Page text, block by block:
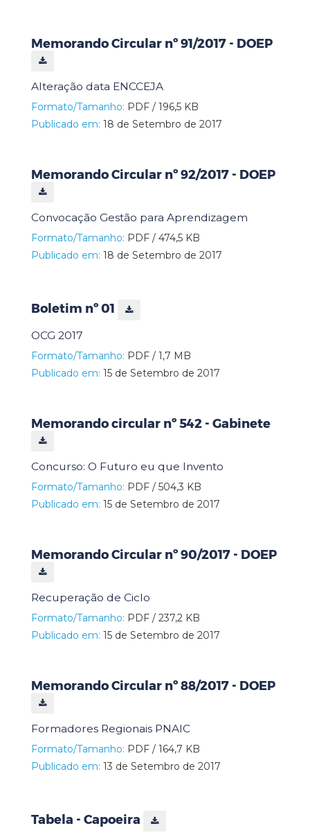
Memorando Circular nº 91/2017 - DOEP
Alteração data ENCCEJA
Formato/Tamanho: PDF / 196,5 KB
Publicado em: 18 de Setembro de 2017
Memorando Circular nº 92/2017 - DOEP
Convocação Gestão para Aprendizagem
Formato/Tamanho: PDF / 474,5 KB
Publicado em: 18 de Setembro de 2017
Boletim nº 01
OCG 2017
Formato/Tamanho: PDF / 1,7 MB
Publicado em: 15 de Setembro de 2017
Memorando circular nº 542 - Gabinete
Concurso: O Futuro eu que Invento
Formato/Tamanho: PDF / 504,3 KB
Publicado em: 15 de Setembro de 2017
Memorando Circular nº 90/2017 - DOEP
Recuperação de Ciclo
Formato/Tamanho: PDF / 237,2 KB
Publicado em: 15 de Setembro de 2017
Memorando Circular nº 88/2017 - DOEP
Formadores Regionais PNAIC
Formato/Tamanho: PDF / 164,7 KB
Publicado em: 13 de Setembro de 2017
Tabela - Capoeira